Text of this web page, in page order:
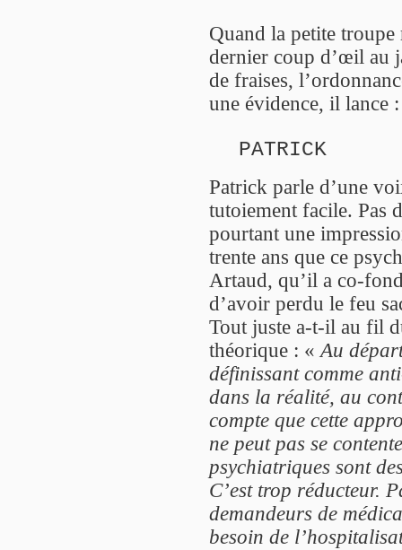
Quand la petite troupe
dernier coup d’œil au
de fraises,
une évidence, il lance
PATRICK
Patrick parle d’une
tutoiement facile. Pas
pourtant une
trente ans que ce
Artaud, qu’il a co-
d’avoir perdu le feu
Tout juste a-t-il au fil
théorique : « Au
définissant comme
dans la réalité, au
compte que cette
ne peut pas se
psychiatriques sont
C’est trop réducteur.
demandeurs de
besoin de